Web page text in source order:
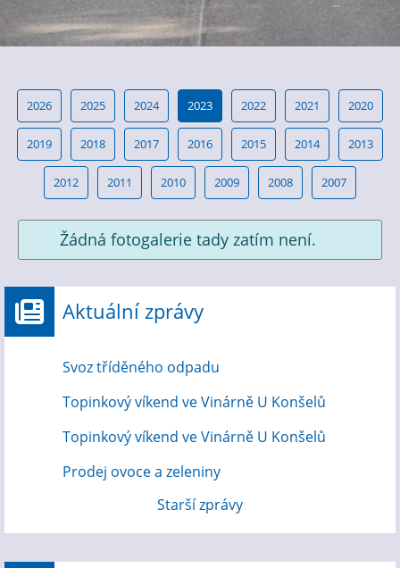
2026 2025 2024 2023 2022 2021 2020
2019 2018 2017 2016 2015 2014 2013
2012 2011 2010 2009 2008 2007
Žádná fotogalerie tady zatím není.
Aktuální zprávy
Svoz tříděného odpadu
Topinkový víkend ve Vinárně U Konšelů
Topinkový víkend ve Vinárně U Konšelů
Prodej ovoce a zeleniny
Starší zprávy